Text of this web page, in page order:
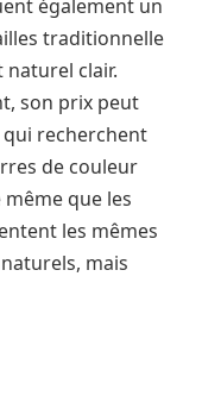
également un
traditionnelle
naturel clair.
son prix peut
qui recherchent
de couleur
que les
les mêmes
mais